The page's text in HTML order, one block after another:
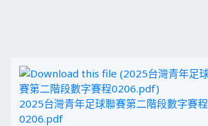
2025台灣青年足球聯賽第二階段數字賽程
0206.pdf